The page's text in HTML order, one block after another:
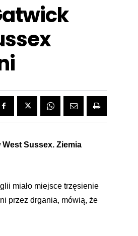
Sussex. Ziemia
miało miejsce trzęsienie
przez drgania, mówią, że